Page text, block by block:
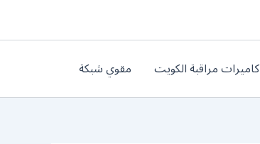
كاميرات مراقبة الكويت مقوي شبكة